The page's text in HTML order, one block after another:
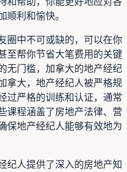
利和愉快。
圈中不可或缺的，可以在你
至帮你节省大笔费用的关键
无门槛，加拿大的地产经纪
拿大，地产经纪人被严格规
过严格的训练和认证，通常
课程涵盖了房地产法律、营
保地产经纪人能够有效地为
纪人提供了深入的房地产知